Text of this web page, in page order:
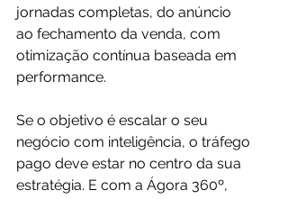
jornadas completas, do anúncio
ao fechamento da venda, com
otimização contínua baseada em
performance.
Se o objetivo é escalar o seu
negócio com inteligência, o tráfego
pago deve estar no centro da sua
estratégia. E com a Ágora 360º,